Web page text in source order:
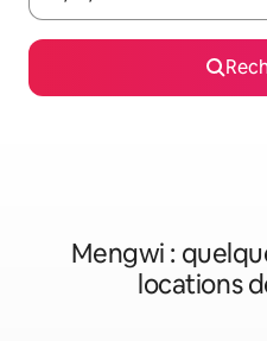
Mengwi :
locations